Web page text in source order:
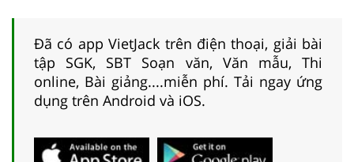
Đã có app VietJack trên điện thoại, giải bài
tập SGK, SBT Soạn văn, Văn mẫu, Thi
online, Bài giảng....miễn phí. Tải ngay ứng
dụng trên Android và iOS.